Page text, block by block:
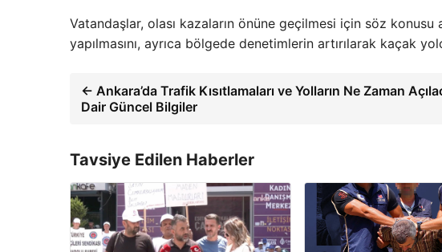
Vatandaşlar, olası kazaların önüne geçilmesi için söz
yapılmasını, ayrıca bölgede denetimlerin artırılarak kaçak
← Ankara’da Trafik Kısıtlamaları ve Yolların Ne Zaman
Dair Güncel Bilgiler
Tavsiye Edilen Haberler